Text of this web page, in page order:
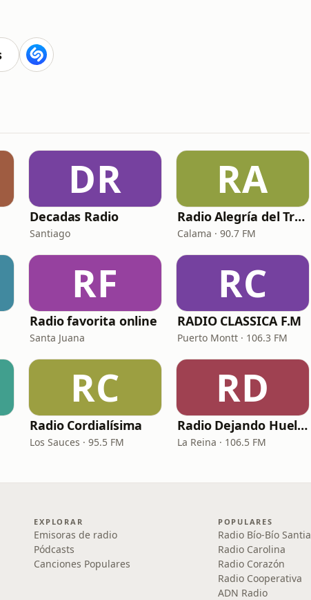
DR
Decadas Radio
Santiago
RA
Radio Alegría del Transporte
Calama · 90.7 FM
RF
Radio favorita online
Santa Juana
RC
RADIO CLASSICA F.M
Puerto Montt · 106.3 FM
RC
Radio Cordialísima
Los Sauces · 95.5 FM
RD
Radio Dejando Huellas
La Reina · 106.5 FM
EXPLORAR
Emisoras de radio
Pódcasts
Canciones Populares
POPULARES
Radio Bío-Bío
Radio Carolina
Radio Corazón
Radio Cooperativa
ADN Radio